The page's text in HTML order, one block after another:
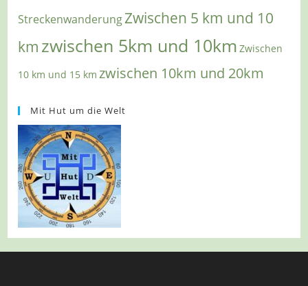
StreckenwanderungZwischen 5 km und 10
km zwischen 5km und 10km Zwischen
10 km und 15 km zwischen 10km und 20km
Mit Hut um die Welt